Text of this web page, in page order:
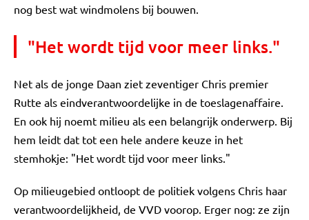
nog best wat windmolens bij bouwen.
"Het wordt tijd voor meer links."
Net als de jonge Daan ziet zeventiger Chris premier
Rutte als eindverantwoordelijke in de toeslagenaffaire.
En ook hij noemt milieu als een belangrijk onderwerp. Bij
hem leidt dat tot een hele andere keuze in het
stemhokje: "Het wordt tijd voor meer links."
Op milieugebied ontloopt de politiek volgens Chris haar
verantwoordelijkheid, de VVD voorop. Erger nog: ze zijn